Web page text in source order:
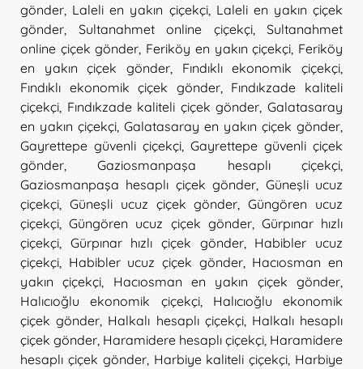
gönder Laleli en yakın çiçekçi, Laleli en yakın çiçek
gönder
Sultanahmet online çiçekçi, Sultanahmet
online çiçek gönder Feriköy en yakın çiçekçi Feriköy
en yakın çiçek gönder
Fındıklı ekonomik çiçekçi
Fındıklı ekonomik çiçek gönder, Fındıkzade kaliteli
çiçekçi Fındıkzade kaliteli çiçek gönder ,Galatasaray
en yakın çiçekçi Galatasaray en yakın çiçek gönder
Gayrettepe güvenli çiçekçi Gayrettepe güvenli çiçek
gönder ,Gaziosmanpaşa hesaplı çiçekçi
Gaziosmanpaşa hesaplı çiçek gönder Güneşli ucuz
çiçekçi
Güneşli ucuz çiçek gönder ,Güngören ucuz
çiçekçi ,Güngören ucuz çiçek gönder, Gürpınar hızlı
çiçekçi
Gürpınar hızlı çiçek gönder, Habibler ucuz
çiçekçi
Habibler ucuz çiçek gönder, Hacıosman en
yakın çiçekçi
Hacıosman en yakın çiçek gönder
Halıcıoğlu ekonomik çiçekçi, Halıcıoğlu ekonomik
çiçek gönder Halkalı hesaplı çiçekçi, Halkalı hesaplı
çiçek gönder Haramidere hesaplı çiçekçi Haramidere
hesaplı çiçek gönder, Harbiye kaliteli çiçekçi Harbiye